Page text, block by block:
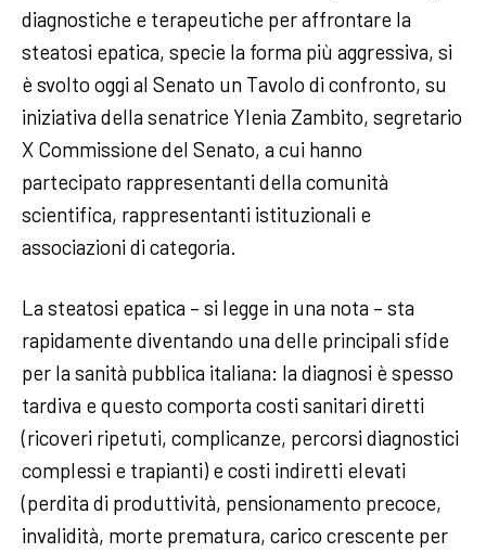
diagnostiche e terapeutiche per affrontare la
steatosi epatica, specie la forma più aggressiva, si
è svolto oggi al Senato un Tavolo di confronto, su
iniziativa della senatrice Ylenia Zambito, segretario
X Commissione del Senato, a cui hanno
partecipato rappresentanti della comunità
scientifica, rappresentanti istituzionali e
associazioni di categoria.
La steatosi epatica – si legge in una nota – sta
rapidamente diventando una delle principali sfide
per la sanità pubblica italiana: la diagnosi è spesso
tardiva e questo comporta costi sanitari diretti
(ricoveri ripetuti, complicanze, percorsi diagnostici
complessi e trapianti) e costi indiretti elevati
(perdita di produttività, pensionamento precoce,
invalidità, morte prematura, carico crescente per